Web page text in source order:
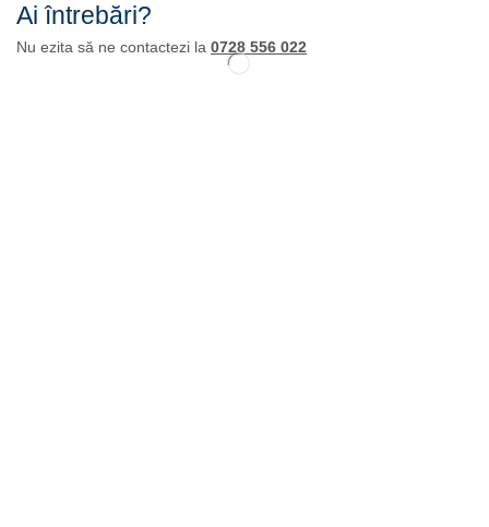
Ai întrebări?
Nu ezita să ne contactezi la 0728 556 022